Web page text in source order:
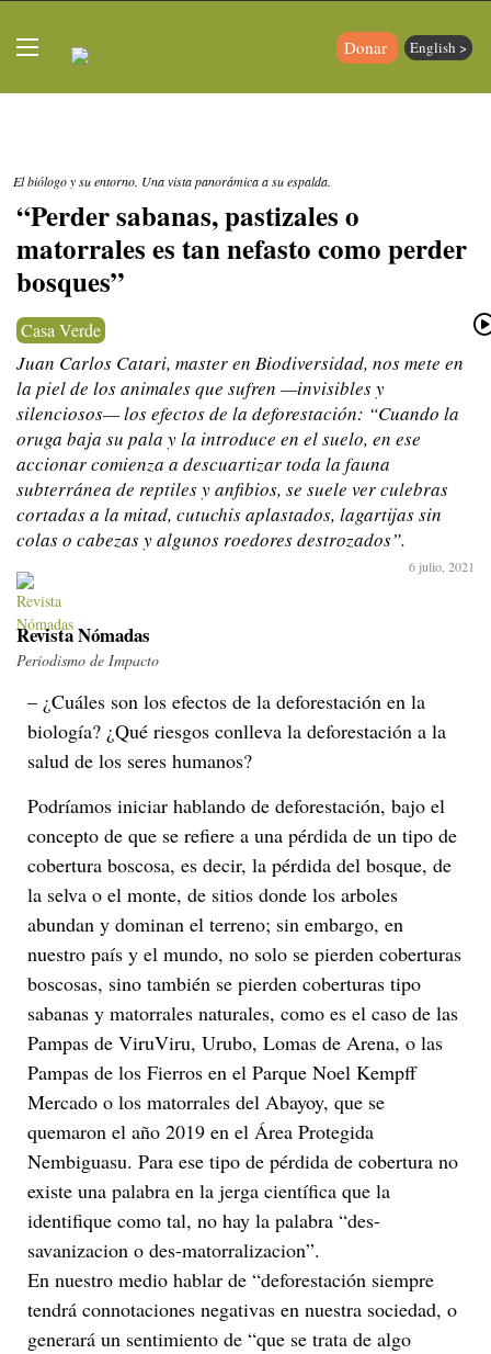
Donar English >
El biólogo y su entorno. Una vista panorámica a su espalda.
“Perder sabanas, pastizales o
matorrales es tan nefasto como perder
bosques”
Casa Verde
Juan Carlos Catari, master en Biodiversidad, nos mete en
la piel de los animales que sufren —invisibles y
silenciosos— los efectos de la deforestación: “Cuando la
oruga baja su pala y la introduce en el suelo, en ese
accionar comienza a descuartizar toda la fauna
subterránea de reptiles y anfibios, se suele ver culebras
cortadas a la mitad, cutuchis aplastados, lagartijas sin
colas o cabezas y algunos roedores destrozados”.
6 julio, 2021
Revista Nómadas
Periodismo de Impacto
– ¿Cuáles son los efectos de la deforestación en la
biología? ¿Qué riesgos conlleva la deforestación a la
salud de los seres humanos?
Podríamos iniciar hablando de deforestación, bajo el
concepto de que se refiere a una pérdida de un tipo de
cobertura boscosa, es decir, la pérdida del bosque, de
la selva o el monte, de sitios donde los arboles
abundan y dominan el terreno; sin embargo, en
nuestro país y el mundo, no solo se pierden coberturas
boscosas, sino también se pierden coberturas tipo
sabanas y matorrales naturales, como es el caso de las
Pampas de ViruViru, Urubo, Lomas de Arena, o las
Pampas de los Fierros en el Parque Noel Kempff
Mercado o los matorrales del Abayoy, que se
quemaron el año 2019 en el Área Protegida
Nembiguasu. Para ese tipo de pérdida de cobertura no
existe una palabra en la jerga científica que la
identifique como tal, no hay la palabra “des-
savanizacion o des-matorralizacion”.
En nuestro medio hablar de “deforestación siempre
tendrá connotaciones negativas en nuestra sociedad, o
generará un sentimiento de “que se trata de algo